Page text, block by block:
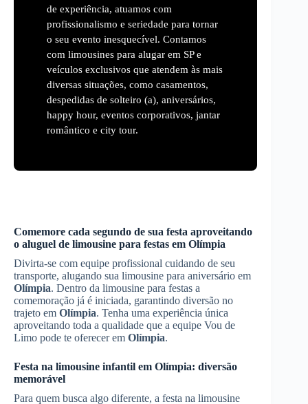
de experiência, atuamos com
profissionalismo e seriedade para tornar
o seu evento inesquecível. Contamos
com limousines para alugar em SP e
veículos exclusivos que atendem às mais
diversas situações, como casamentos,
despedidas de solteiro (a), aniversários,
happy hour, eventos corporativos, jantar
romântico e city tour.
Comemore cada segundo de sua festa aproveitando
o aluguel de limousine para festas em Olímpia
Divirta-se com equipe profissional cuidando de seu
transporte, alugando sua limousine para aniversário em
Olímpia. Dentro da limousine para festas a
comemoração já é iniciada, garantindo diversão no
trajeto em Olímpia. Tenha uma experiência única
aproveitando toda a qualidade que a equipe Vou de
Limo pode te oferecer em Olímpia.
Festa na limousine infantil em Olímpia: diversão
memorável
Para quem busca algo diferente, a festa na limousine